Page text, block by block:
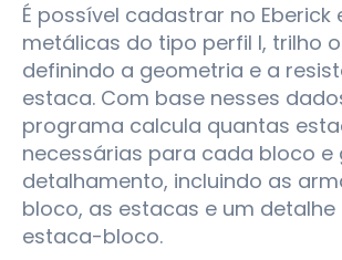
É possível cadastrar no Eberick
metálicas do tipo perfil I, trilho
definindo a geometria e a
estaca. Com base nesses
programa calcula quantas
necessárias para cada bloco e
detalhamento, incluindo as
bloco, as estacas e um
estaca-bloco.